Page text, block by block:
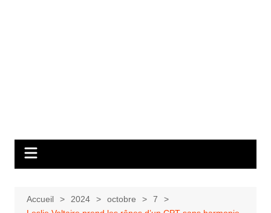
Accueil 2024 octobre
7